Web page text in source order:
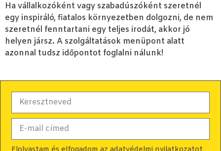
Ha vállalkozóként vagy szabadúszóként szeretnél
egy inspiráló, fiatalos környezetben dolgozni, de nem
szeretnél fenntartani egy teljes irodát, akkor jó
helyen jársz. A szolgáltatások menüpont alatt
azonnal tudsz időpontot foglalni nálunk!